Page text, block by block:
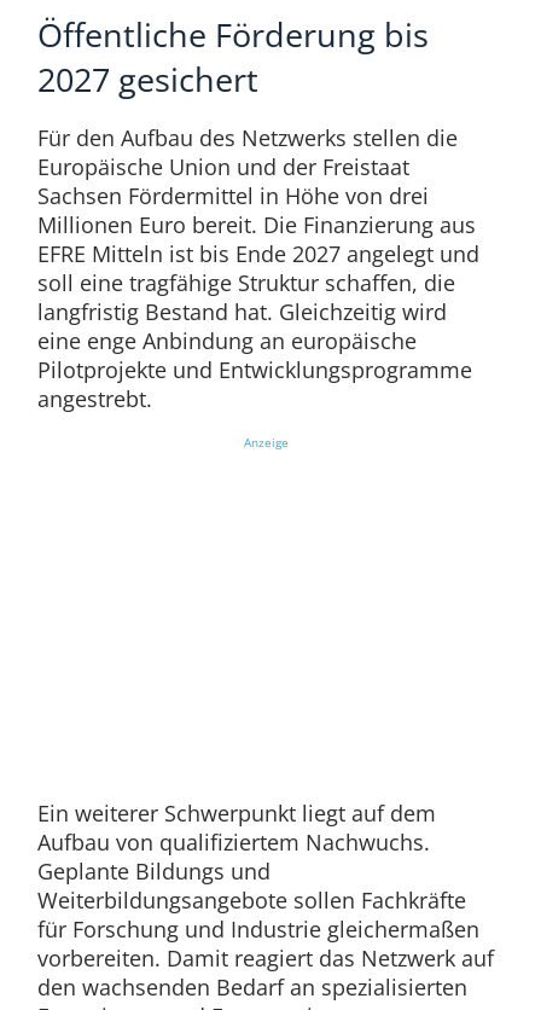
Öffentliche Förderung bis
2027 gesichert
Für den Aufbau des Netzwerks stellen die
Europäische Union und der Freistaat
Sachsen Fördermittel in Höhe von drei
Millionen Euro bereit. Die Finanzierung aus
EFRE Mitteln ist bis Ende 2027 angelegt und
soll eine tragfähige Struktur schaffen, die
langfristig Bestand hat. Gleichzeitig wird
eine enge Anbindung an europäische
Pilotprojekte und Entwicklungsprogramme
angestrebt.
Anzeige
Ein weiterer Schwerpunkt liegt auf dem
Aufbau von qualifiziertem Nachwuchs.
Geplante Bildungs und
Weiterbildungsangebote sollen Fachkräfte
für Forschung und Industrie gleichermaßen
vorbereiten. Damit reagiert das Netzwerk auf
den wachsenden Bedarf an spezialisierten